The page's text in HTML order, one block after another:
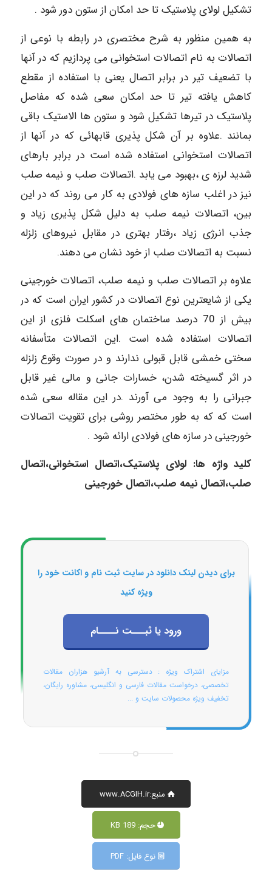
تشکیل لولای پلاستیک تا حد امکان از ستون دور شود .
به همین منظور به شرح مختصری در رابطه با نوعی از
اتصالات به نام اتصالات استخوانی می پردازیم که در آنها
با تضعیف تیر در برابر اتصال یعنی با استفاده از مقطع
کاهش یافته تیر تا حد امکان سعی شده که مفاصل
پلاستیک در تیرها تشکیل شود و ستون ها الاستیک باقی
بمانند .علاوه بر آن شکل پذیری قابهائی که در آنها از
اتصالات استخوانی استفاده شده است در برابر بارهای
شدید لرزه ی ،بهبود می یابد .اتصالات صلب و نیمه صلب
نیز در اغلب سازه های فولادی به کار می روند که در این
بین، اتصالات نیمه صلب به دلیل شکل پذیری زیاد و
جذب انرژی زیاد ،رفتار بهتری در مقابل نیروهای زلزله
نسبت به اتصالات صلب از خود نشان می دهند.
علاوه بر اتصالات صلب و نیمه صلب، اتصالات خورجینی
یکی از شایعترین نوع اتصالات در کشور ایران است که در
بیش از 70 درصد ساختمان های اسکلت فلزی از این
اتصالات استفاده شده است .این اتصالات متأسفانه
سختی خمشی قابل قبولی ندارند و در صورت وقوع زلزله
در اثر گسیخته شدن، خسارات جانی و مالی غیر قابل
جبرانی را به وجود می آورند .در این مقاله سعی شده
است که که به طور مختصر روشی برای تقویت اتصالات
خورجینی در سازه های فولادی ارائه شود .
کلید واژه ها: لولای پلاستیک،اتصال استخوانی،اتصال
صلب،اتصال نیمه صلب،اتصال خورجینی
برای دیدن لینک دانلود در سایت ثبت نام و اکانت خود را
ویژه کنید
ورود یا ثبـــت نــــام
مزایای اشتراک ویژه : دسترسی به آرشیو هزاران مقالات
تخصصی، درخواست مقالات فارسی و انگلیسی، مشاوره رایگان،
تخفیف ویژه محصولات سایت و ...
منبع:www.ACGIH.ir
حجم: 189 KB
نوع فایل: PDF